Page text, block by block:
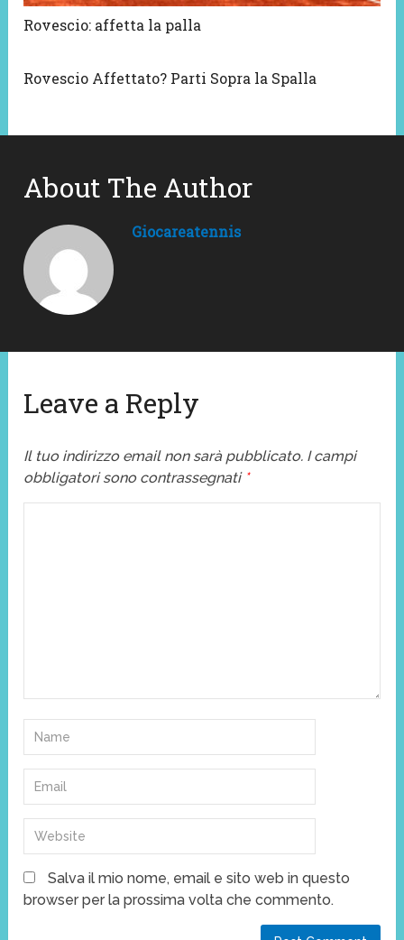
Rovescio: affetta la palla
Rovescio Affettato? Parti Sopra la Spalla
About The Author
Giocareatennis
Leave a Reply
Il tuo indirizzo email non sarà pubblicato. I campi
obbligatori sono contrassegnati *
Salva il mio nome, email e sito web in questo
browser per la prossima volta che commento.